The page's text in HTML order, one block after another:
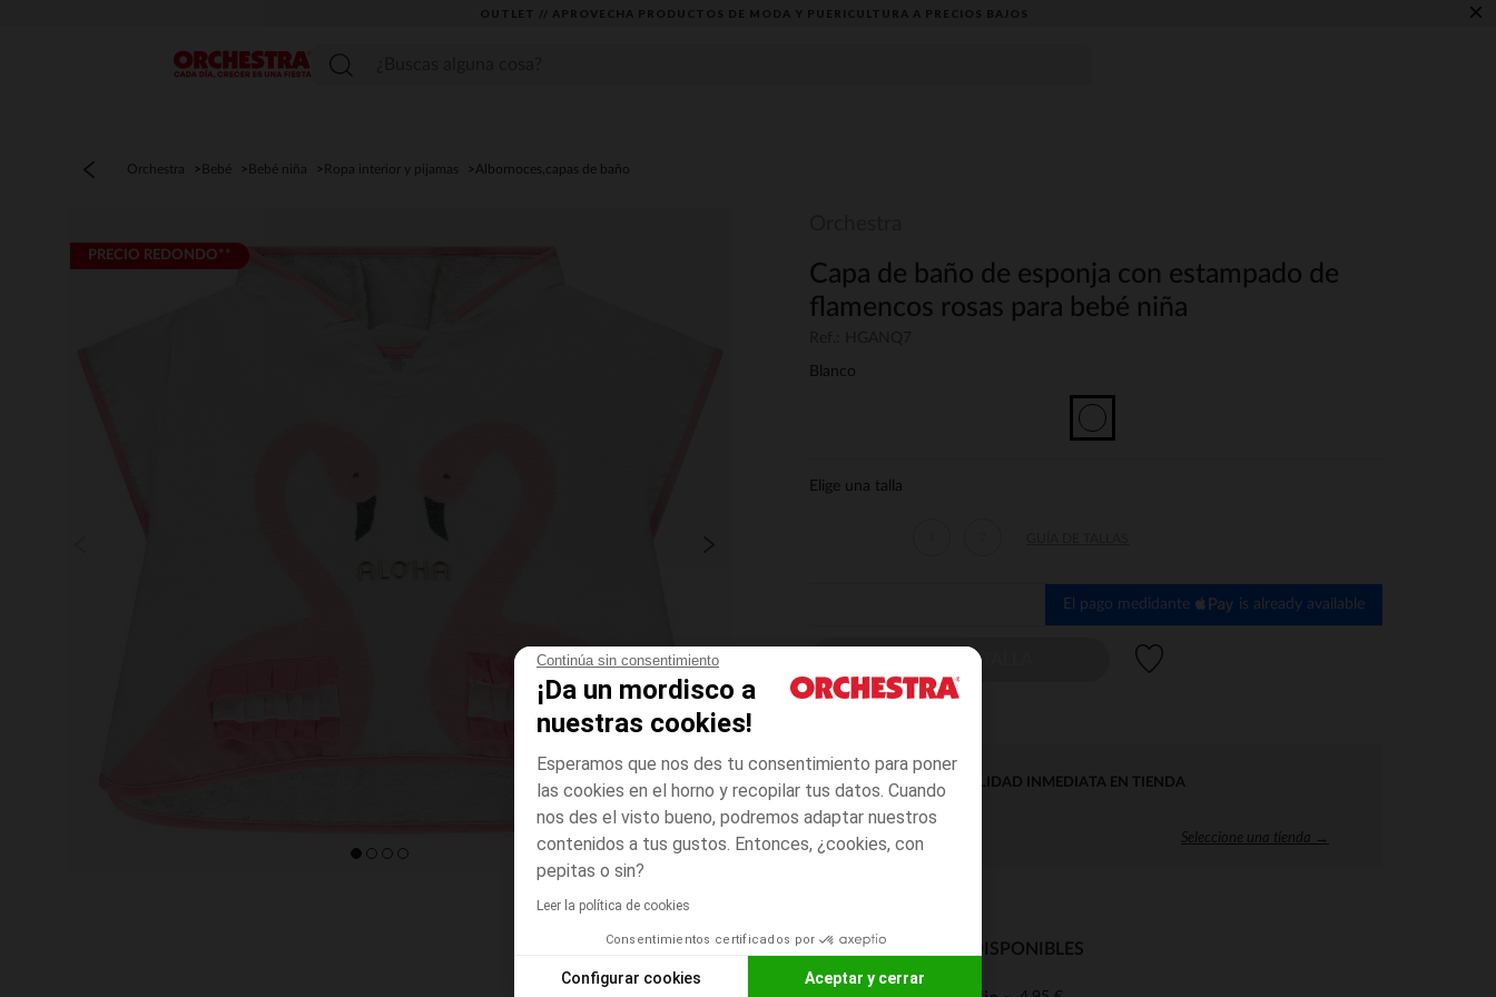
Continúa sin consentimiento
¡Da un mordisco a
nuestras cookies!
Esperamos que nos des tu consentimiento para poner
las cookies en el horno y recopilar tus datos. Cuando
nos des el visto bueno, podremos adaptar nuestros
contenidos a tus gustos. Entonces, ¿cookies, con
pepitas o sin?
Leer la política de cookies
Consentimientos certificados por
Configurar cookies Aceptar y cerrar
OUTLET // APROVECHA PRODUCTOS DE MODA Y PUERICULTURA A PRECIOS BAJOS ×
Menú
Orchestra Bebé Bebé niña Ropa interior y pijamas Albornoces,capas de baño
PRECIO REDONDO**
Capa de baño de esponja con estampado de
flamencos rosas para bebé niña
Blanco
Elige una talla
El pago medidante is already available
ELIGE UNA TALLA
DISPONIBILIDAD INMEDIATA EN TIENDA
Seleccione una tienda →
MODOS DE ENVÍO DISPONIBLES